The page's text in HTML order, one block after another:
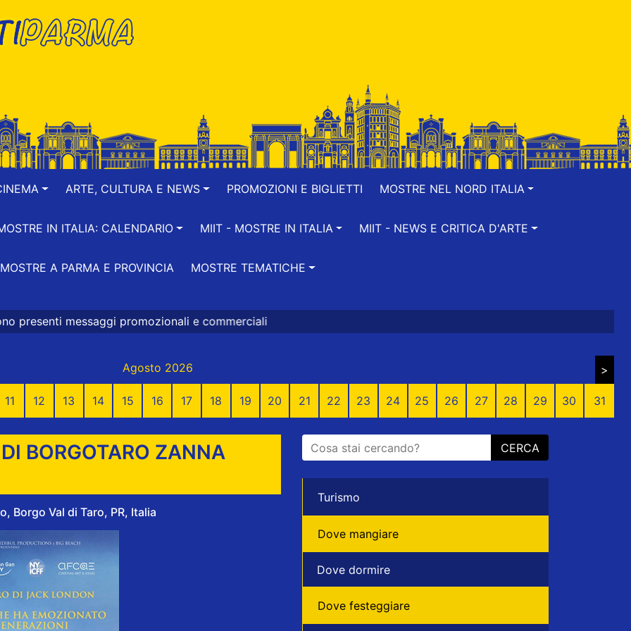
ARTE, CULTURA E NEWS PROMOZIONI E BIGLIETTI MOSTRE NEL NORD ITALIA
IN ITALIA: CALENDARIO MIIT - MOSTRE IN ITALIA MIIT - NEWS E CRITICA D'ARTE
MOSTRE A PARMA E PROVINCIA MOSTRE TEMATICHE
e commerciali
Agosto 2026 >
11 12 13 14 15 16 17 18 19 20 21 22 23 24 25 26 27 28 29 30 31
BORGOTARO ZANNA
Borgo Val di Taro, PR, Italia
CERCA
Turismo
Dove mangiare
Dove dormire
Dove festeggiare